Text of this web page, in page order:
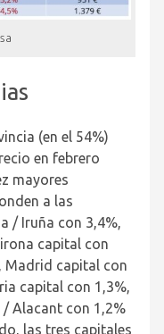
(en el 54%)
en febrero
mayores
a las
/ Iruña con 3,4%,
capital con
Madrid capital con
capital con 1,3%,
Alacant con 1,2%
las tres capitales